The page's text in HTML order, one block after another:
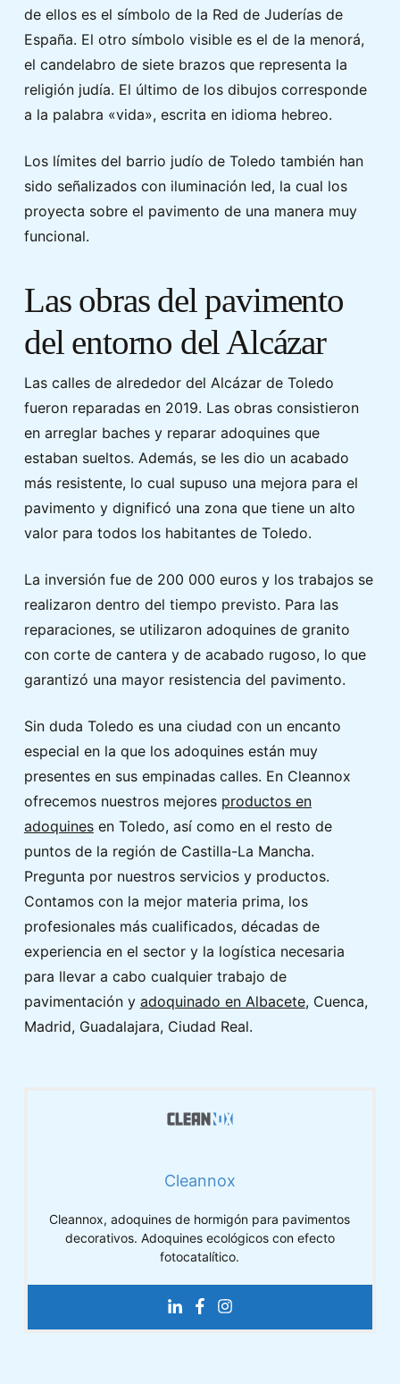
de ellos es el símbolo de la Red de Juderías de
España. El otro símbolo visible es el de la menorá,
el candelabro de siete brazos que representa la
religión judía. El último de los dibujos corresponde
a la palabra «vida», escrita en idioma hebreo.
Los límites del barrio judío de Toledo también han
sido señalizados con iluminación led, la cual los
proyecta sobre el pavimento de una manera muy
funcional.
Las obras del pavimento
del entorno del Alcázar
Las calles de alrededor del Alcázar de Toledo
fueron reparadas en 2019. Las obras consistieron
en arreglar baches y reparar adoquines que
estaban sueltos. Además, se les dio un acabado
más resistente, lo cual supuso una mejora para el
pavimento y dignificó una zona que tiene un alto
valor para todos los habitantes de Toledo.
La inversión fue de 200 000 euros y los trabajos se
realizaron dentro del tiempo previsto. Para las
reparaciones, se utilizaron adoquines de granito
con corte de cantera y de acabado rugoso, lo que
garantizó una mayor resistencia del pavimento.
Sin duda Toledo es una ciudad con un encanto
especial en la que los adoquines están muy
presentes en sus empinadas calles. En Cleannox
ofrecemos nuestros mejores productos en
adoquinesen Toledo, así como en el resto de
puntos de la región de Castilla-La Mancha.
Pregunta por nuestros servicios y productos.
Contamos con la mejor materia prima, los
profesionales más cualificados, décadas de
experiencia en el sector y la logística necesaria
para llevar a cabo cualquier trabajo de
pavimentación y adoquinado en Albacete, Cuenca,
Madrid, Guadalajara, Ciudad Real.
Cleannox
Cleannox, adoquines de hormigón para pavimentos
decorativos. Adoquines ecológicos con efecto
fotocatalítico.